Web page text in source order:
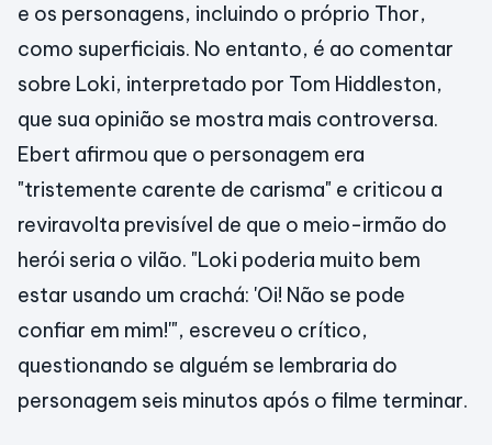
e os personagens, incluindo o próprio Thor,
como superficiais. No entanto, é ao comentar
sobre Loki, interpretado por Tom Hiddleston,
que sua opinião se mostra mais controversa.
Ebert afirmou que o personagem era
"tristemente carente de carisma" e criticou a
reviravolta previsível de que o meio-irmão do
herói seria o vilão. "Loki poderia muito bem
estar usando um crachá: 'Oi! Não se pode
confiar em mim!'", escreveu o crítico,
questionando se alguém se lembraria do
personagem seis minutos após o filme terminar.